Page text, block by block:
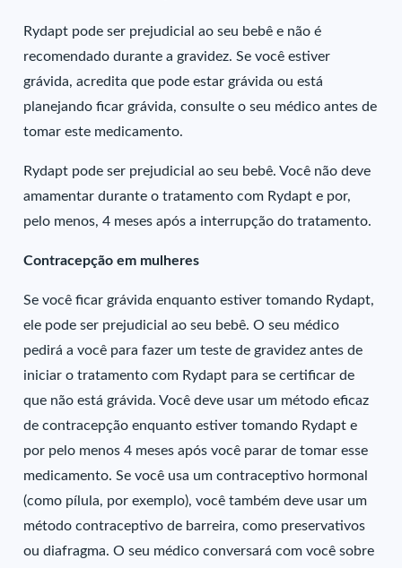
Rydapt pode ser prejudicial ao seu bebê e não é
recomendado durante a gravidez. Se você estiver
grávida, acredita que pode estar grávida ou está
planejando ficar grávida, consulte o seu médico antes de
tomar este medicamento.
Rydapt pode ser prejudicial ao seu bebê. Você não deve
amamentar durante o tratamento com Rydapt e por,
pelo menos, 4 meses após a interrupção do tratamento.
Contracepção em mulheres
Se você ficar grávida enquanto estiver tomando Rydapt,
ele pode ser prejudicial ao seu bebê. O seu médico
pedirá a você para fazer um teste de gravidez antes de
iniciar o tratamento com Rydapt para se certificar de
que não está grávida. Você deve usar um método eficaz
de contracepção enquanto estiver tomando Rydapt e
por pelo menos 4 meses após você parar de tomar esse
medicamento. Se você usa um contraceptivo hormonal
(como pílula, por exemplo), você também deve usar um
método contraceptivo de barreira, como preservativos
ou diafragma. O seu médico conversará com você sobre